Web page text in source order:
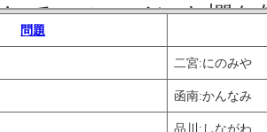
してこのコメント欄
あったら教えてくださ
A列にwebpage から５
る。
問題
二宮:にのみや
函南:かんなみ
品川:しながわ